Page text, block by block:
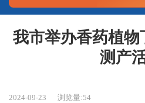
我市举办香药植
测产
2024-09-23 浏览量:54